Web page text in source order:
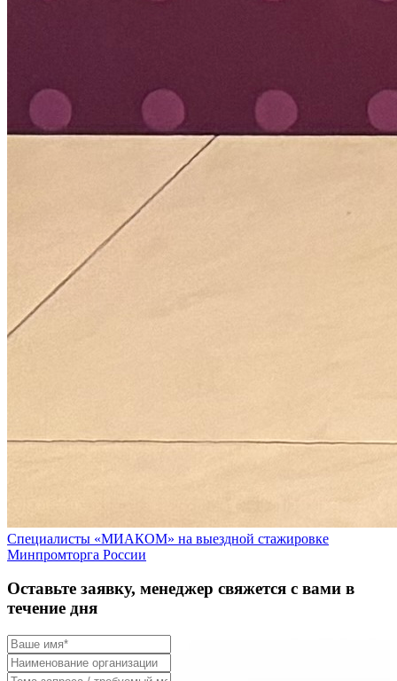
Специалисты «МИАКОМ» на выездной стажировке
Минпромторга России
Оставьте заявку, менеджер свяжется с вами в
течение дня